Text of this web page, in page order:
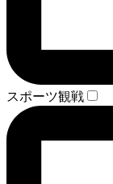
スポーツ観戦